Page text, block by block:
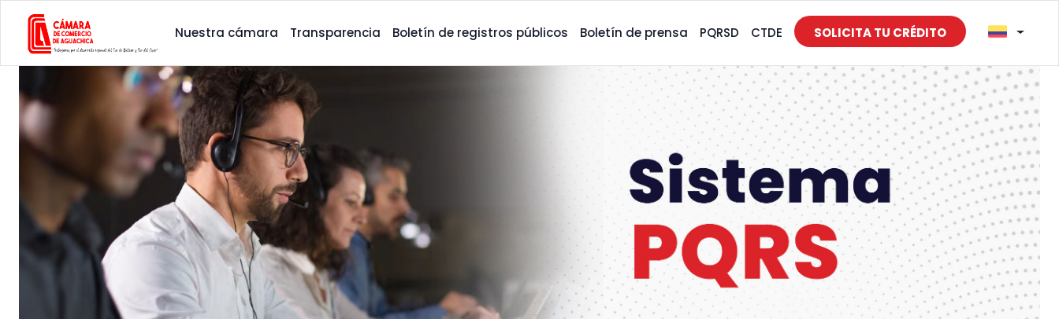
Nuestra cámara Transparencia Boletín de registros públicos Boletín de prensa PQRSD CTDE SOLICITA TU CRÉDITO